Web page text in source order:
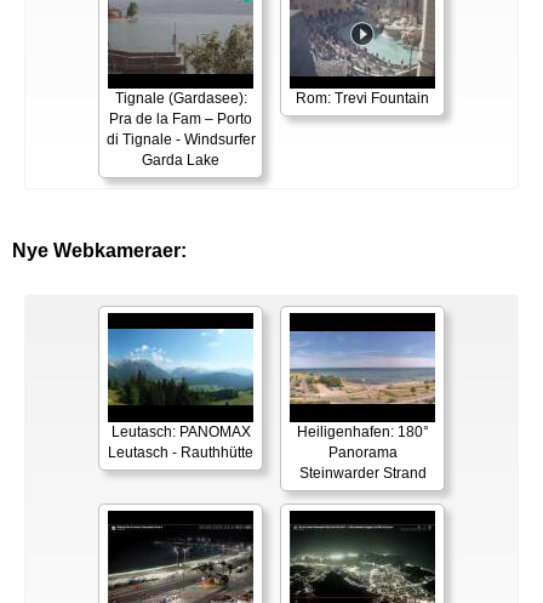
Tignale (Gardasee):
Pra de la Fam – Porto
di Tignale - Windsurfer
Garda Lake
Rom: Trevi Fountain
Nye Webkameraer:
Leutasch: PANOMAX
Leutasch - Rauthhütte
Heiligenhafen: 180°
Panorama
Steinwarder Strand